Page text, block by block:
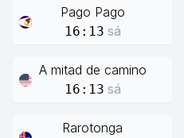
Pago Pago
16:13 sá
A mitad de camino
16:13 sá
Rarotonga